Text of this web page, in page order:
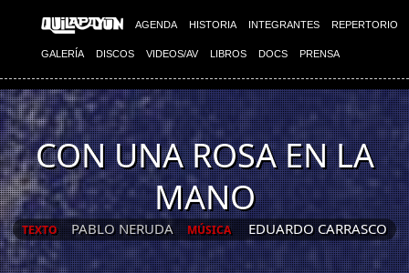
AGENDA HISTORIA INTEGRANTES REPERTORIO
GALERÍA DISCOS VIDEOS/AV LIBROS DOCS PRENSA
CON UNA ROSA EN LA
MANO
TEXTO PABLO NERUDA MÚSICA EDUARDO CARRASCO